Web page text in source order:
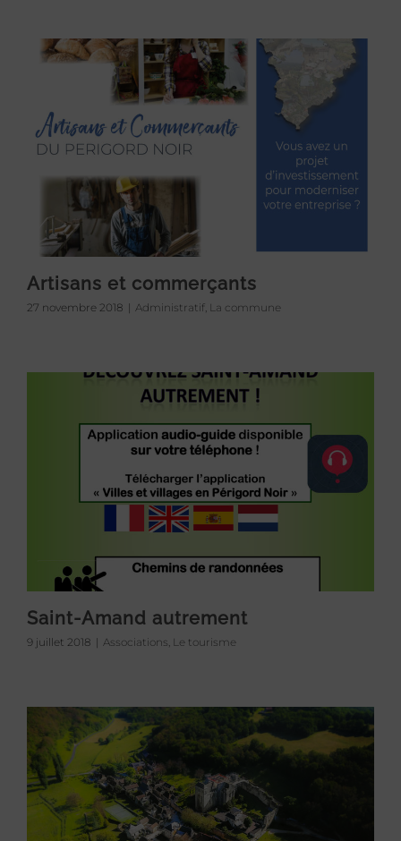
Artisans et commerçants
27 novembre 2018 | Administratif, La commune
Saint-Amand autrement
9 juillet 2018 | Associations Le tourisme